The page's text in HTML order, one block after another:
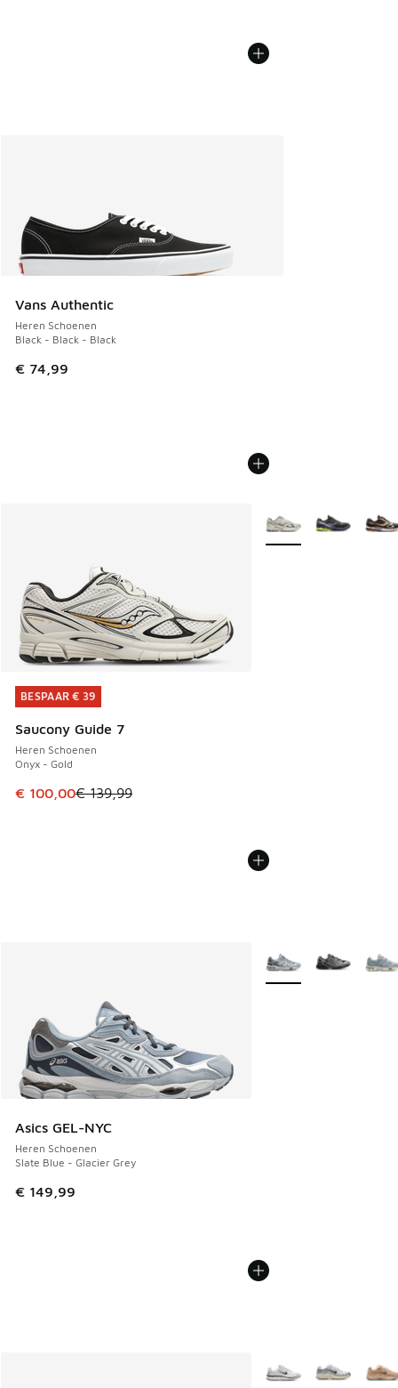
Vans Authentic
Heren Schoenen
Black - Black - Black
€ 74,99
BESPAAR € 39
Saucony Guide 7
Heren Schoenen
Onyx - Gold
Dit artikel is in de uitverkoop. Dit artikel is in de
€ 100,00€ 139,99
BESPAAR € 39
Meer kleuren
Asics GEL-NYC
Heren Schoenen
Slate Blue - Glacier Grey
€ 149,99
Meer kleuren
Meer kleuren